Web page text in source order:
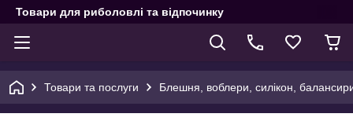
Товари для риболовлі та відпочинку
Товари та послуги Блешня, воблери, силікон,